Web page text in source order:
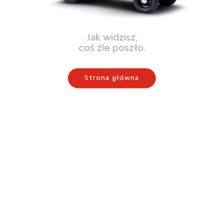
Jak widzisz,
coś źle poszło.
Strona główna